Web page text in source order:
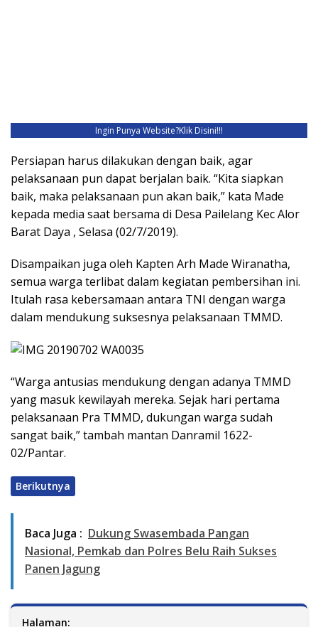
Ingin Punya Website?Klik Disini!!!
Persiapan harus dilakukan dengan baik, agar
pelaksanaan pun dapat berjalan baik. “Kita siapkan
baik, maka pelaksanaan pun akan baik,” kata Made
kepada media saat bersama di Desa Pailelang Kec Alor
Barat Daya , Selasa (02/7/2019).
Disampaikan juga oleh Kapten Arh Made Wiranatha,
semua warga terlibat dalam kegiatan pembersihan ini.
Itulah rasa kebersamaan antara TNI dengan warga
dalam mendukung suksesnya pelaksanaan TMMD.
“Warga antusias mendukung dengan adanya TMMD
yang masuk kewilayah mereka. Sejak hari pertama
pelaksanaan Pra TMMD, dukungan warga sudah
sangat baik,” tambah mantan Danramil 1622-
02/Pantar.
Berikutnya
Baca Juga : Dukung Swasembada Pangan
Nasional, Pemkab dan Polres Belu Raih Sukses
Panen Jagung
Halaman: